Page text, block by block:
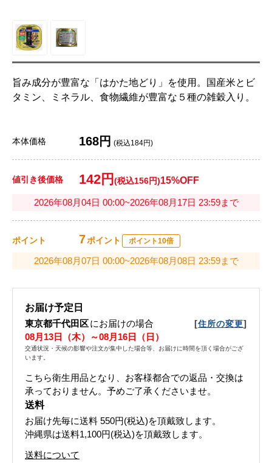
旨み成分が豊富な「はかた地どり」を使用。国産米とビ
タミン、ミネラル、食物繊維が豊富な５種の雑穀入り。
本体価格 168円 (税込184円)
値引き後価格 142円 (税込156円)15%OFF
2026年08月04日 00:00~2026年08月17日 23:59まで
ポイント 7ポイント ポイント10倍
2026年08月07日 00:00~2026年08月08日 23:59まで
お届け予定日
東京都千代田区にお届けの場合 [住所の変更]
08月13日（木）～08月16日（日）
交通状況・天候の影響や注文が集中した場合等、お届けに時間を頂く場合がござ
います。
こちら衛生用品となり、お客様都合での返品・交換は
承っておりません。予めご了承くださいませ。
送料
お届け先毎に送料 550円(税込)を頂戴致します。
沖縄県は送料1,100円(税込)を頂戴致します。
送料について